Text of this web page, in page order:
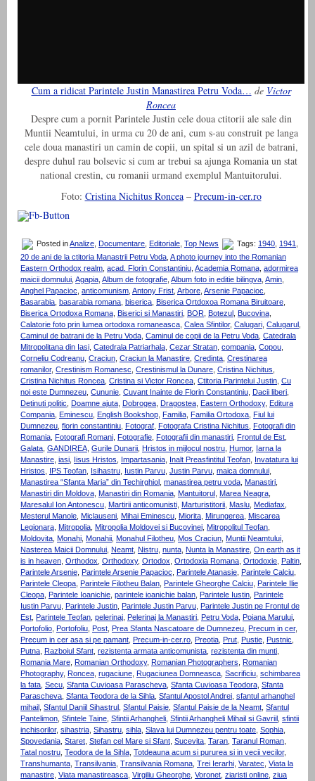
Cum a ridicat Parintele Justin Manastirea Petru Voda… de Victor
Roncea
Despre cum a pornit Parintele Justin cele doua ctitorii ale sale din
Muntii Neamtului, in urma cu 20 de ani, cum s-au construit pe langa
cele doua manastiri un camin de copii, un spital si un azil de batrani,
despre duhul rau bolsevic si cum ar trebui sa ajunga Romania un stat
national crestin, cu romanii urmand exemplul Mantuitorului.
Foto: Cristina Nichitus Roncea– Precum-in-cer.ro
Posted inAnalize Documentare Editoriale Top News Tags: 1940 1941
20 de ani de la ctitoria Manastrii Petru Voda, A photo journey into the Romanian
Eastern Orthodox realm, acad. Florin Constantiniu, Academia Romana, adormirea
maicii domnului, Agapia, Album de fotografie, Album foto in editie bilingva, Amin,
Anghel Papacioc, anticomunism, Antony Frist, Arbore, Arsenie Papacioc,
Basarabia, basarabia romana, biserica, Biserica Ortdoxoa Romana Biruitoare,
Biserica Ortodoxa Romana, Biserici si Manastiri, BOR, Botezul , Bucovina,
Calatorie foto prin lumea ortodoxa romaneasca, Calea Sfintilor, Calugari, Calugarul ,
Caminul de batrani de la Petru Voda, Caminul de copii de la Petru Voda, Catedrala
Mitropolitana din Iasi, Catedrala Patriarhala, Cezar Stratan, compania, Copou,
Corneliu Codreanu, Craciun, Craciun la Manastire, Credinta, Crestinarea
romanilor, Crestinism Romanesc, Crestinismul la Dunare, Cristina Nichitus,
Cristina Nichitus Roncea, Cristina si Victor Roncea, Ctitoria Parintelui Justin, Cu
noi este Dumnezeu, Cununie, Cuvant Inainte de Florin Constantiniu, Dacii liberi,
Detinuti politic, Doamne ajuta, Dobrogea, Dragostea, Eastern Orthodoxy, Editura
Compania, Eminescu, English Bookshop, Familia, Familia Ortodoxa, Fiul lui
Dumnezeu, florin constantiniu, Fotograf, Fotografa Cristina Nichitus, Fotografi din
Romania, Fotografi Romani, Fotografie, Fotografii din manastiri, Frontul de Est,
Galata, GANDIREA, Gurile Dunarii, Hristos in mijlocul nostru, Humor, Iarna la
Manastire, iasi, Iisus Hristos, Impartasania, Inalt Preasfintitul Teofan, Invatatura lui
Hristos, IPS Teofan, Isihastru, Iustin Parvu, Justin Parvu, maica domnului,
Manastirea “Sfanta Maria” din Techirghiol , manastirea petru voda, Manastiri,
Manastiri din Moldova, Manastiri din Romania, Mantuitorul , Marea Neagra,
Maresalul Ion Antonescu, Martirii anticomunisti, Marturistitorii, Maslu, Mediafax,
Mesterul Manole, Miclauseni, Mihai Eminescu, Miorita, Mirungerea, Miscarea
Legionara, Mitropolia, Mitropolia Moldovei si Bucovinei, Mitropolitul Teofan,
Moldovita, Monahi, Monahii, Monahul Filotheu, Mos Craciun, Muntii Neamtului,
Nasterea Maicii Domnului, Neamt, Nistru, nunta, Nunta la Manastire, On earth as it
is in heaven, Orthodox, Orthodoxy, Ortodox, Ortodoxia Romana, Ortodoxie, Paltin,
Parintele Arsenie, Parintele Arsenie Papacioc, Parintele Atanasie, Parintele Calciu,
Parintele Cleopa, Parintele Filotheu Balan, Parintele Gheorghe Calciu, Parintele Ilie
Cleopa, Parintele Ioanichie, parintele ioanichie balan, Parintele Iustin, Parintele
Iustin Parvu, Parintele Justin, Parintele Justin Parvu, Parintele Justin pe Frontul de
Est, Parintele Teofan, pelerinaj, Pelerinaj la Manastiri, Petru Voda, Poiana Marului,
Portofolio, Portofoliu, Post, Prea Sfanta Nascatoare de Dumnezeu, Precum in cer,
Precum in cer asa si pe pamant, Precum-in-cer.ro, Preotia, Prut, Pustie, Pustnic,
Putna, Razboiul Sfant, rezistenta armata anticomunista, rezistenta din munti,
Romania Mare, Romanian Orthodoxy, Romanian Photographers, Romanian
Photography, Roncea, rugaciune, Rugaciunea Domneasca, Sacrificiu, schimbarea
la fata, Secu, Sfanta Cuvioasa Parascheva, Sfanta Cuvioasa Teodora, Sfanta
Parascheva, Sfanta Teodora de la Sihla, Sfantul Apostol Andrei, sfantul arhanghel
mihail , Sfantul Daniil Sihastrul , Sfantul Paisie, Sfantul Paisie de la Neamt, Sfantul
Pantelimon, Sfintele Taine, Sfintii Arhangheli, Sfintii Arhangheli Mihail si Gavriil , sfintii
inchisorilor, sihastria, Sihastru, sihla, Slava lui Dumnezeu pentru toate, Sophia,
Spovedania, Staret, Stefan cel Mare si Sfant, Sucevita, Taran, Taranul Roman,
Tatal nostru, Teodora de la Sihla, Totdeauna acum si pururea si in vecii vecilor,
Transhumanta, Transilvania, Transilvania Romana, Trei Ierarhi, Varatec, Viata la
manastire, Viata manastireasca, Virgiliu Gheorghe, Voronet, ziaristi online, ziua